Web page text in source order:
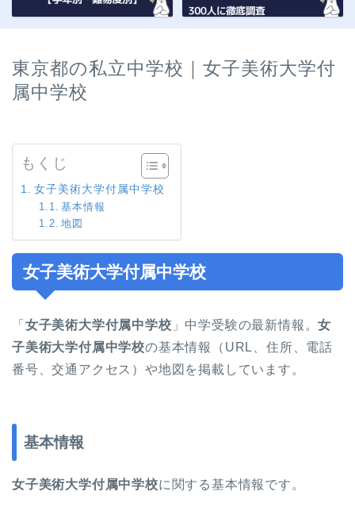
東京都の私立中学校｜女子美術大学付
属中学校
もくじ
女子美術大学付属中学校
基本情報
地図
女子美術大学付属中学校
「 女子美術大学付属中学校 」中学受験の最新情報。女
子美術大学付属中学校の基本情報（URL、住所、電話
番号、交通アクセス）や地図を掲載しています。
基本情報
女子美術大学付属中学校に関する基本情報です。